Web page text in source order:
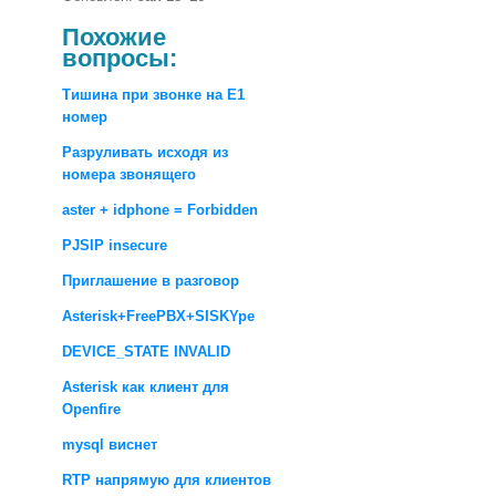
Похожие
вопросы:
Тишина при звонке на E1
номер
Разруливать исходя из
номера звонящего
aster + idphone = Forbidden
PJSIP insecure
Приглашение в разговор
Asterisk+FreePBX+SISKYpe
DEVICE_STATE INVALID
Asterisk как клиент для
Openfire
mysql виснет
RTP напрямую для клиентов